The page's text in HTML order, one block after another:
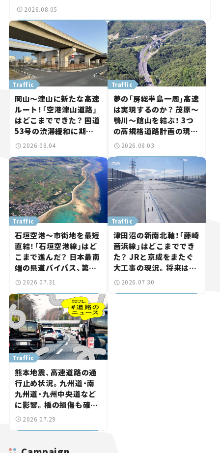
2026.08.05
Traffic
岡山～津山に新たな高速
ルート！「空港津山道路」
はどこまでできた？ 国道
53号の渋滞緩和に期待。
岡山市側でも動きが【い
2026.08.04
Traffic
夢の「房総半島一周」高速
は実現するのか？ 茂原～
鴨川～館山を結ぶ！ 3つ
の高規格道路計画の現
状。「館山鴨川道路」で検
路計画】
2026.08.03
Traffic
石垣空港～市街地を最短
直結！「石垣空港線」はど
こまで進んだ？ 日本最南
端の県道バイパス、第2
工区も延伸開通 【いま気
2026.07.31
Traffic
津田沼の新南北軸！「藤崎
茜浜線」はどこまででき
た？ JRと京成をまたぐ
大工事の現況。将来は
「習志野～鎌ケ谷」を最短
2026.07.30
Traffic
熊本地震、高速道路の通
行止め状況。九州道・南
九州道・九州中央道など
に影響。橋の損傷も確認
【道路のニュース】
2026.07.29